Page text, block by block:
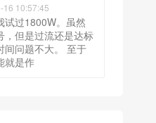
16 10:57:45
试过1800W。虽然
，但是过流还是达标
间问题不大。 至于
就是作